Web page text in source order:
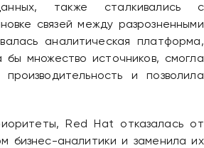
также сталкивались с
связей между разрозненными
аналитическая платформа,
бы множество источников, смогла
и позволила
Red Hat отказалась от
бизнес-аналитики и заменила их